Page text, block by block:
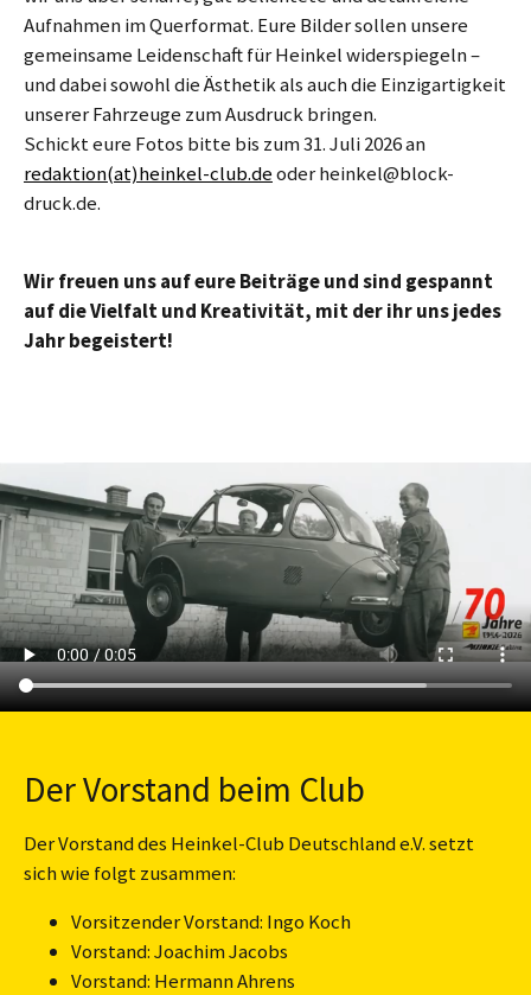
Aufnahmen im Querformat. Eure Bilder sollen unsere
gemeinsame Leidenschaft für Heinkel widerspiegeln –
und dabei sowohl die Ästhetik als auch die Einzigartigkeit
unserer Fahrzeuge zum Ausdruck bringen.
Schickt eure Fotos bitte bis zum 31. Juli 2026 an
redaktion(at)heinkel-club.deoder heinkel@block-
druck.de.
Wir freuen uns auf eure Beiträge und sind gespannt
auf die Vielfalt und Kreativität, mit der ihr uns jedes
Jahr begeistert!
Der Vorstand beim Club
Der Vorstand des Heinkel-Club Deutschland e.V. setzt
sich wie folgt zusammen:
Vorsitzender Vorstand: Ingo Koch
Vorstand: Joachim Jacobs
Vorstand: Hermann Ahrens